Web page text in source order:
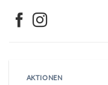
Inhalt
AKTIONEN